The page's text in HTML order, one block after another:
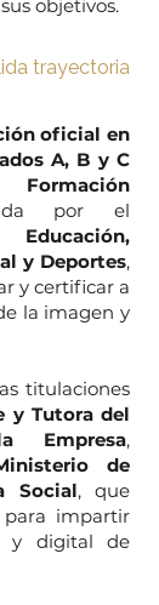
objetivos.
trayectoria
oficial en
A, B y C
por el
y Deportes,
y certificar a
la imagen y
titulaciones
y Tutora del
Empresa,
de
Social, que
impartir
y digital de